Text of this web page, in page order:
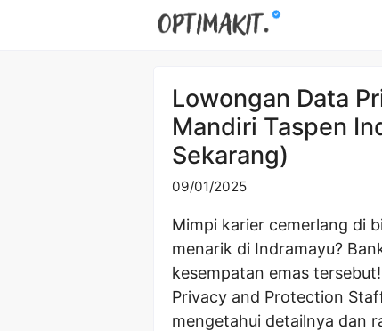
Lowongan Data
Mandiri Taspen
Sekarang)
09/01/2025
Mimpi karier cemerlang di
menarik di Indramayu?
kesempatan emas
Privacy and Protection
mengetahui detailnya dan